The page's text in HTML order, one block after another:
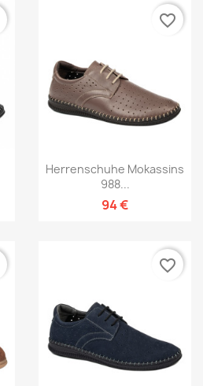
Herrenschuhe Mokassins
988...
94 €
favorite_border
favorite_border